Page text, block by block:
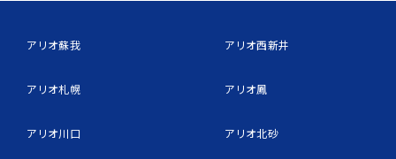
アリオ蘇我
アリオ札幌
アリオ川口
アリオ西新井
アリオ鳳
アリオ北砂